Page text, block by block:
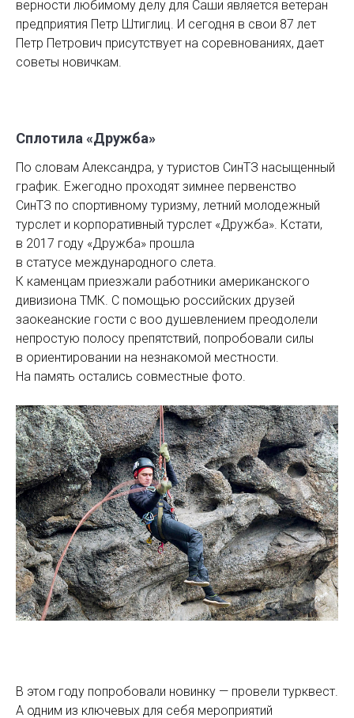
верности любимому делу для Саши является ветеран
предприятия Петр Штиглиц. И сегодня в свои 87 лет
Петр Петрович присутствует на соревнованиях, дает
советы новичкам.
Сплотила «Дружба»
По словам Александра, у туристов СинТЗ насыщенный
график. Ежегодно проходят зимнее первенство
СинТЗ по спортивному туризму, летний молодежный
турслет и корпоративный турслет «Дружба». Кстати,
в 2017 году «Дружба» прошла
в статусе международного слета.
К каменцам приезжали работники американского
дивизиона ТМК. С помощью российских друзей
заокеанские гости с воо душевлением преодолели
непростую полосу препятствий, попробовали силы
в ориентировании на незнакомой местности.
На память остались совместные фото.
В этом году попробовали новинку — провели турквест.
А одним из ключевых для себя мероприятий